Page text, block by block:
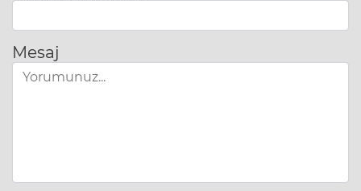
Mesaj